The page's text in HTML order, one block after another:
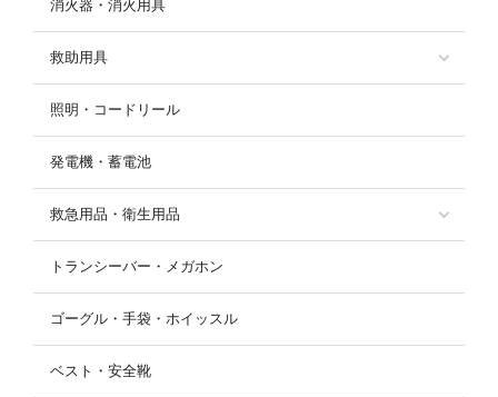
消火器・消火用具
救助用具
照明・コードリール
発電機・蓄電池
救急用品・衛生用品
トランシーバー・メガホン
ゴーグル・手袋・ホイッスル
ベスト・安全靴